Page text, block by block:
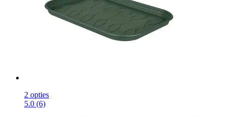
2 opties
5.0 (6)